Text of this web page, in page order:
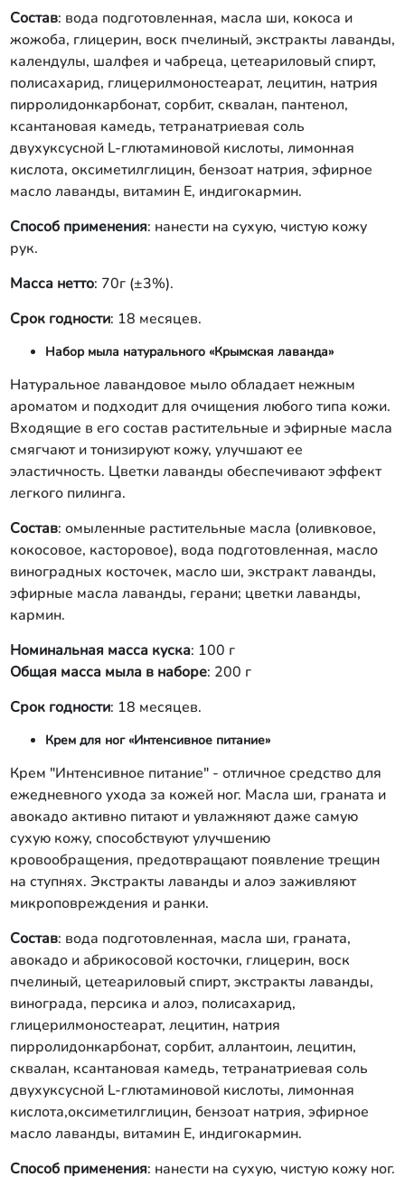
Состав: вода подготовленная, масла ши, кокоса и
жожоба, глицерин, воск пчелиный, экстракты лаванды,
календулы, шалфея и чабреца, цетеариловый спирт,
полисахарид, глицерилмоностеарат, лецитин, натрия
пирролидонкарбонат, сорбит, сквалан, пантенол,
ксантановая камедь, тетранатриевая соль
двухуксусной L-глютаминовой кислоты, лимонная
кислота, оксиметилглицин, бензоат натрия, эфирное
масло лаванды, витамин Е, индигокармин.
Способ применения: нанести на сухую, чистую кожу
рук.
Масса нетто: 70г (±3%).
Срок годности: 18 месяцев.
Набор мыла натурального «Крымская лаванда»
Натуральное лавандовое мыло обладает нежным
ароматом и подходит для очищения любого типа кожи.
Входящие в его состав растительные и эфирные масла
смягчают и тонизируют кожу, улучшают ее
эластичность. Цветки лаванды обеспечивают эффект
легкого пилинга.
Состав: омыленные растительные масла (оливковое,
кокосовое, касторовое), вода подготовленная, масло
виноградных косточек, масло ши, экстракт лаванды,
эфирные масла лаванды, герани; цветки лаванды,
кармин.
Номинальная масса куска: 100 г
Общая масса мыла в наборе: 200 г
Срок годности: 18 месяцев.
Крем для ног «Интенсивное питание»
Крем "Интенсивное питание" - отличное средство для
ежедневного ухода за кожей ног. Масла ши, граната и
авокадо активно питают и увлажняют даже самую
сухую кожу, способствуют улучшению
кровообращения, предотвращают появление трещин
на ступнях. Экстракты лаванды и алоэ заживляют
микроповреждения и ранки.
Состав: вода подготовленная, масла ши, граната,
авокадо и абрикосовой косточки, глицерин, воск
пчелиный, цетеариловый спирт, экстракты лаванды,
винограда, персика и алоэ, полисахарид,
глицерилмоностеарат, лецитин, натрия
пирролидонкарбонат, сорбит, аллантоин, лецитин,
сквалан, ксантановая камедь, тетранатриевая соль
двухуксусной L-глютаминовой кислоты, лимонная
кислота,оксиметилглицин, бензоат натрия, эфирное
масло лаванды, витамин Е, индигокармин.
Способ применения: нанести на сухую, чистую кожу ног.